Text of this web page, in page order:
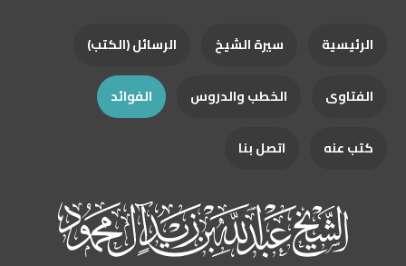
الرئيسية سيرة الشيخ الرسائل (الكتب)
الفتاوى الخطب والدروس الفوائد
كتب عنه اتصل بنا